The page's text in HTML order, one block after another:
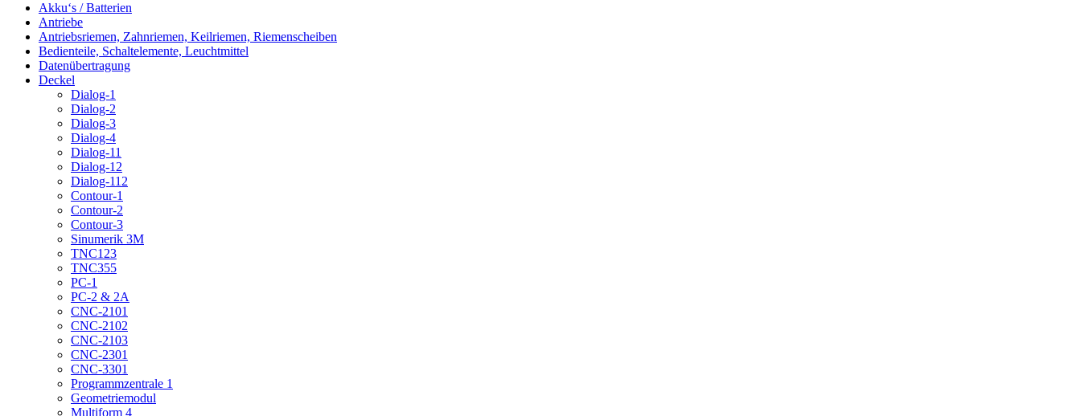
Akku‘s / Batterien
Antriebe
Antriebsriemen, Zahnriemen, Keilriemen, Riemenscheiben
Bedienteile, Schaltelemente, Leuchtmittel
Datenübertragung
Deckel
Dialog-1
Dialog-2
Dialog-3
Dialog-4
Dialog-11
Dialog-12
Dialog-112
Contour-1
Contour-2
Contour-3
Sinumerik 3M
TNC123
TNC355
PC-1
PC-2 & 2A
CNC-2101
CNC-2102
CNC-2103
CNC-2301
CNC-3301
Programmzentrale 1
Geometriemodul
Multiform 4